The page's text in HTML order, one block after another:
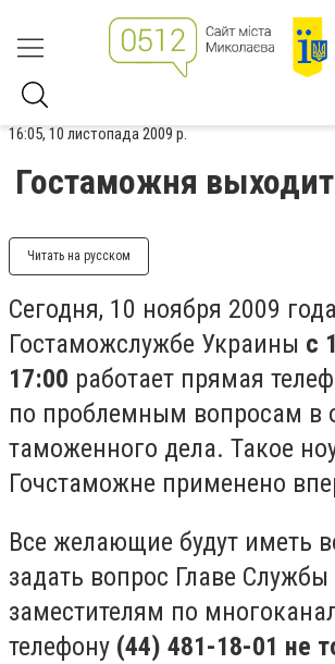
16:05, 10 листопада 2009 р.
Гостаможня
Читать на русском
Сегодня, 10 ноября 2009
Гостаможслужбе Украины с
17:00 работает прямая
по проблемным вопросам в
таможенного дела. Такое
Гочстаможне применено
Все желающие будут иметь
задать вопрос Главе Службы
заместителям по
телефону (44) 481-18-01 не